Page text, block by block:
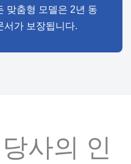
맞춤형 모델은 2년 동
서가 보장됩니다.
당사의 인